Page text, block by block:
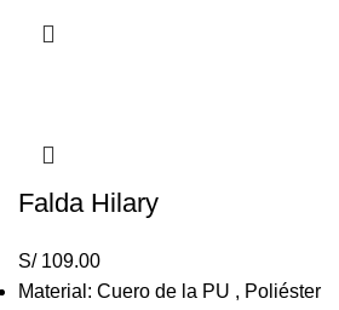
Falda Hilary
S/109.00
Material: Cuero de la PU , Poliéster